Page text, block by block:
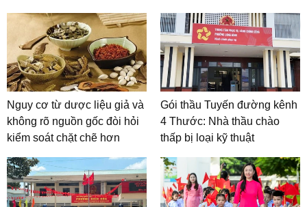
Nguy cơ từ dược liệu giả và
không rõ nguồn gốc đòi hỏi
kiểm soát chặt chẽ hơn
Gói thầu Tuyến đường kênh
4 Thước: Nhà thầu chào
thấp bị loại kỹ thuật